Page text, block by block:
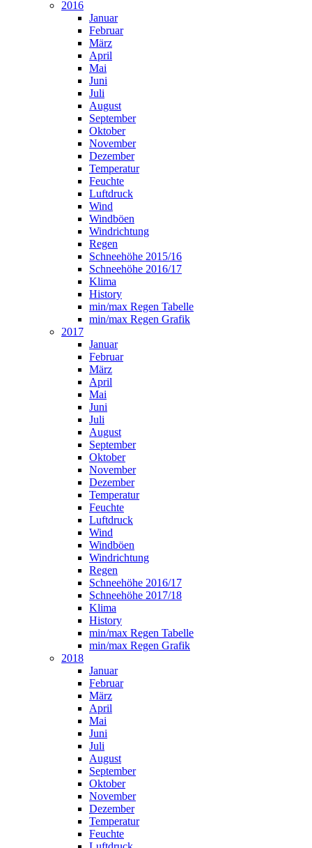
2016
Januar
Februar
März
April
Mai
Juni
Juli
August
September
Oktober
November
Dezember
Temperatur
Feuchte
Luftdruck
Wind
Windböen
Windrichtung
Regen
Schneehöhe 2015/16
Schneehöhe 2016/17
Klima
History
min/max Regen Tabelle
min/max Regen Grafik
2017
Januar
Februar
März
April
Mai
Juni
Juli
August
September
Oktober
November
Dezember
Temperatur
Feuchte
Luftdruck
Wind
Windböen
Windrichtung
Regen
Schneehöhe 2016/17
Schneehöhe 2017/18
Klima
History
min/max Regen Tabelle
min/max Regen Grafik
2018
Januar
Februar
März
April
Mai
Juni
Juli
August
September
Oktober
November
Dezember
Temperatur
Feuchte